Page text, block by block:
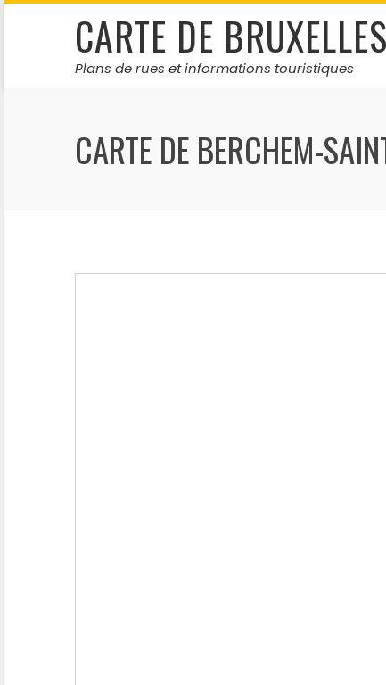
Skip
CARTE DE BRUXELLES
Plans de rues et informations touristiques
CARTE DE BERCHEM-